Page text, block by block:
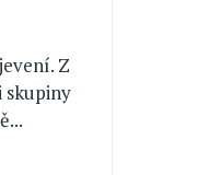
Z
skupiny